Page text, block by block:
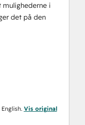
mulighederne i
det på den
Vis original